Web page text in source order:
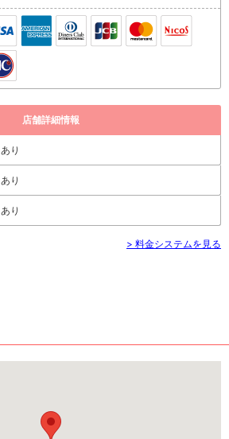
店舗詳細情報
あり
あり
あり
> 料金システムを見る